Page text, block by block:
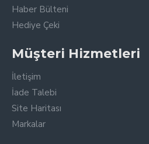
Haber Bülteni
Hediye Çeki
Müşteri Hizmetleri
İletişim
İade Talebi
Site Haritası
Markalar